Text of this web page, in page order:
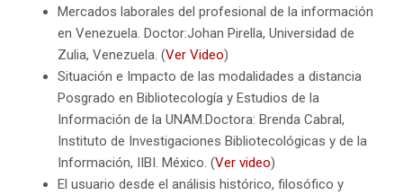
Mercados laborales del profesional de la información
en Venezuela. Doctor:Johan Pirella, Universidad de
Zulia, Venezuela. (Ver Video)
Situación e Impacto de las modalidades a distancia
Posgrado en Bibliotecología y Estudios de la
Información de la UNAM.Doctora: Brenda Cabral,
Instituto de Investigaciones Bibliotecológicas y de la
Información, IIBI. México. (Ver video)
El usuario desde el análisis histórico, filosófico y